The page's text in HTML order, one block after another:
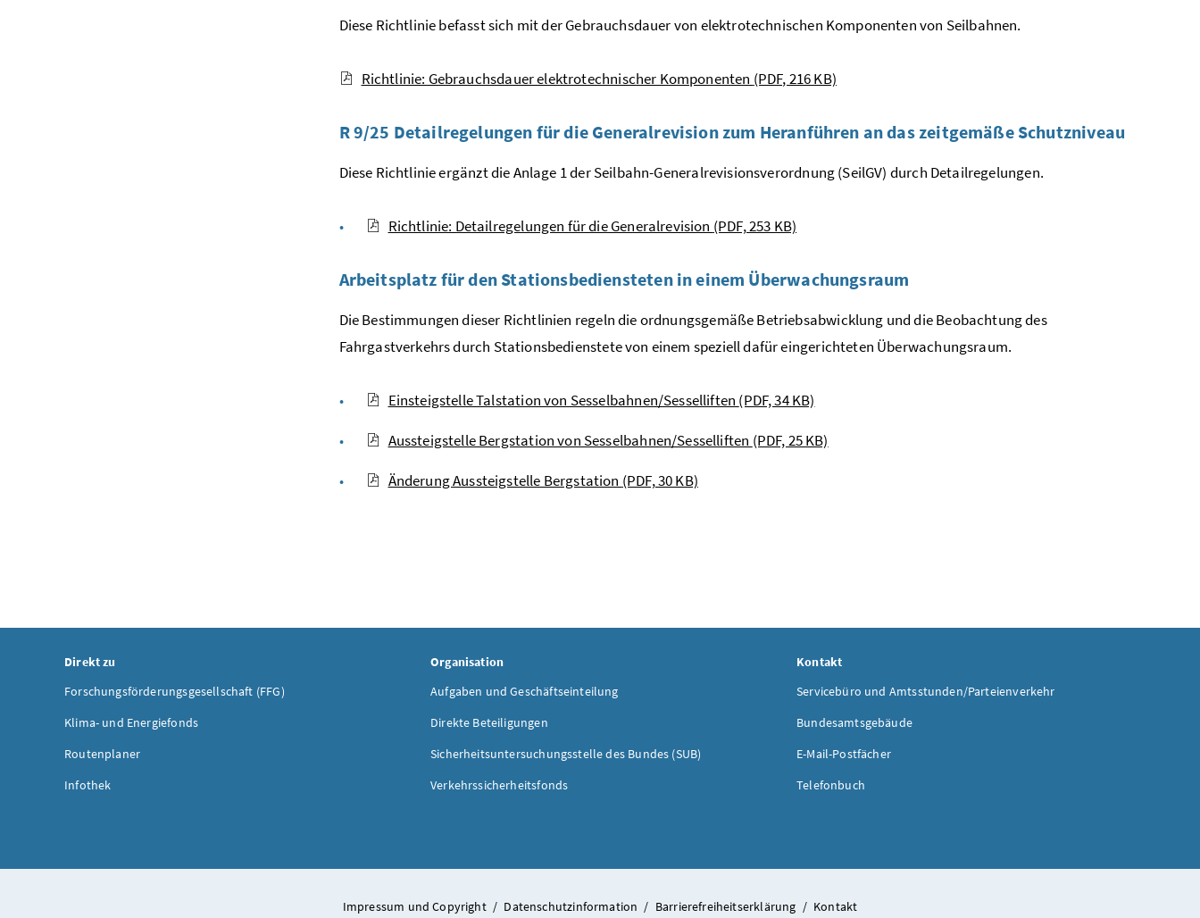
Diese Richtlinie befasst sich mit der Gebrauchsdauer von elektrotechnischen Komponenten von Seilbahnen.
Richtlinie: Gebrauchsdauer elektrotechnischer Komponenten (PDF, 216 KB)
R 9/25 Detailregelungen für die Generalrevision zum Heranführen an das zeitgemäße Schutzniveau
Diese Richtlinie ergänzt die Anlage 1 der Seilbahn-Generalrevisionsverordnung (SeilGV) durch Detailregelungen.
Richtlinie: Detailregelungen für die Generalrevision (PDF, 253 KB)
Arbeitsplatz für den Stationsbediensteten in einem Überwachungsraum
Die Bestimmungen dieser Richtlinien regeln die ordnungsgemäße Betriebsabwicklung und die Beobachtung des
Fahrgastverkehrs durch Stationsbedienstete von einem speziell dafür eingerichteten Überwachungsraum.
Einsteigstelle Talstation von Sesselbahnen/Sesselliften (PDF, 34 KB)
Aussteigstelle Bergstation von Sesselbahnen/Sesselliften (PDF, 25 KB)
Änderung Aussteigstelle Bergstation (PDF, 30 KB)
Direkt zu
Forschungsförderungsgesellschaft (FFG)
Klima- und Energiefonds
Routenplaner
Infothek
Organisation
Aufgaben und Geschäftseinteilung
Direkte Beteiligungen
Sicherheitsuntersuchungsstelle des Bundes (SUB)
Verkehrssicherheitsfonds
Kontakt
Servicebüro und Amtsstunden/Parteienverkehr
Bundesamtsgebäude
E-Mail-Postfächer
Telefonbuch
Impressum und Copyright / Datenschutzinformation / Barrierefreiheitserklärung / Kontakt